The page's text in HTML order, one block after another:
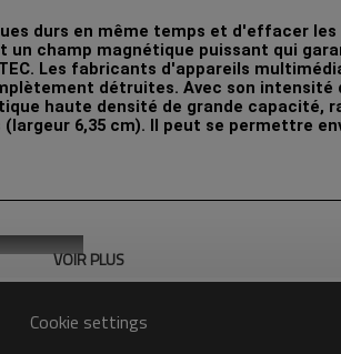
durs en même temps et d'effacer
champ magnétique puissant qui
Les fabricants d'appareils
détruites. Avec son intensité
haute densité de grande capacité,
6,35 cm). Il peut se permettre
VOIR PLUS
Cookie settings